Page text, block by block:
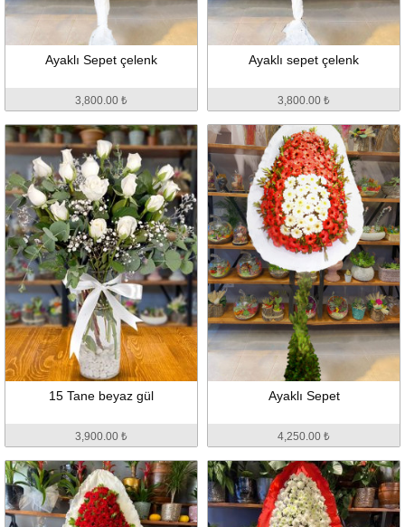
Ayaklı Sepet çelenk
3,800.00 ₺
Ayaklı sepet çelenk
3,800.00 ₺
15 Tane beyaz gül
3,900.00 ₺
Ayaklı Sepet
4,250.00 ₺